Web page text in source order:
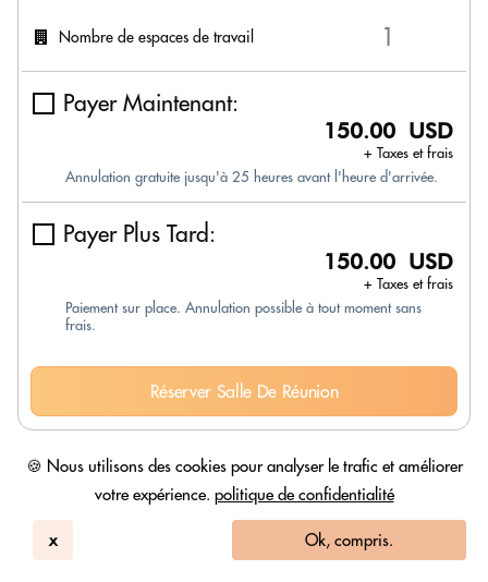
🍪 Nous utilisons des cookies pour analyser le trafic et améliorer
votre expérience. politique de confidentialité
x Ok, compris.
Nombre de espaces de travail
Payer Maintenant:
150.00 USD
+ Taxes et frais
Annulation gratuite jusqu'à 25 heures avant l'heure d'arrivée.
Payer Plus Tard:
150.00 USD
+ Taxes et frais
Paiement sur place. Annulation possible à tout moment sans
frais.
Réserver Salle De Réunion
Salle de réunion
1pm Disponibilité limitée!